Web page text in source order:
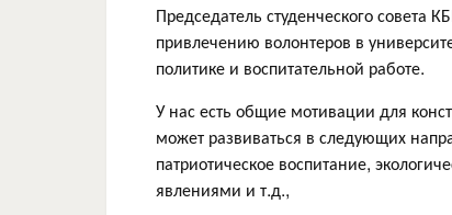
Председатель студенческого совета
привлечению волонтеров в
политике и воспитательной работе.
У нас есть общие мотивации для
может развиваться в следующих
патриотическое воспитание,
явлениями и т.д.,